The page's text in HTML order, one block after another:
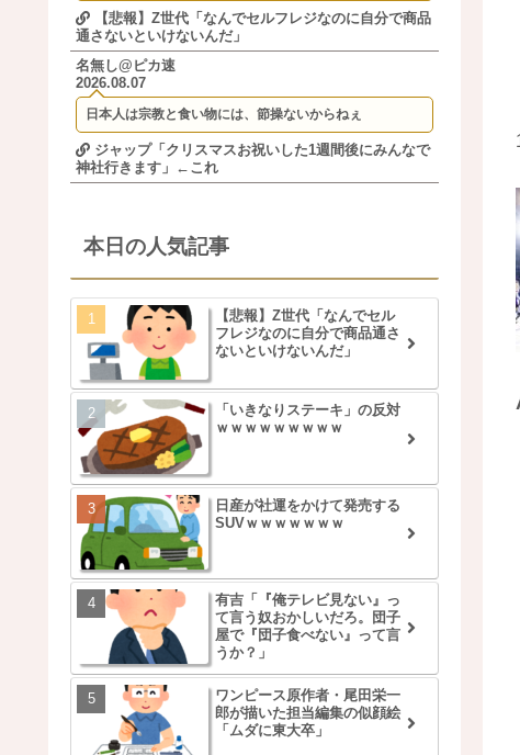
【悲報】Z世代「なんでセルフレジなのに自分で商品
通さないといけないんだ」
名無し@ピカ速
2026.08.07
日本人は宗教と食い物には、節操ないからねぇ
ジャップ「クリスマスお祝いした1週間後にみんなで
神社行きます」←これ
本日の人気記事
【悲報】Z世代「なんでセル
フレジなのに自分で商品通さ
ないといけないんだ」
「いきなりステーキ」の反対
ｗｗｗｗｗｗｗｗｗ
日産が社運をかけて発売する
SUVｗｗｗｗｗｗｗ
有吉「『俺テレビ見ない』っ
て言う奴おかしいだろ。団子
屋で『団子食べない』って言
うか？」
ワンピース原作者・尾田栄一
郎が描いた担当編集の似顔絵
「ムダに東大卒」